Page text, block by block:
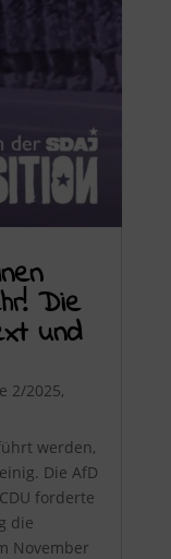
Die
und
2/2025,
werden,
Die AfD
forderte
die
November